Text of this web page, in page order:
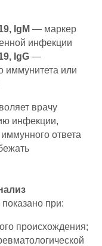
IgM — маркер
инфекции
IgG —
иммунитета или
врачу
инфекции,
ответа
при:
происхождения;